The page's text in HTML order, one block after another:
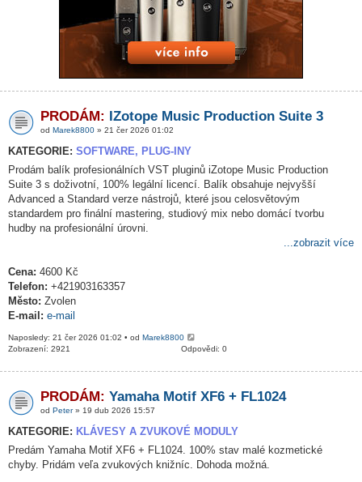
PRODÁM: IZotope Music Production Suite 3
od Marek8800 » 21 čer 2026 01:02
KATEGORIE: SOFTWARE, PLUG-INY
Prodám balík profesionálních VST pluginů iZotope Music Production
Suite 3 s doživotní, 100% legální licencí. Balík obsahuje nejvyšší
Advanced a Standard verze nástrojů, které jsou celosvětovým
standardem pro finální mastering, studiový mix nebo domácí tvorbu
hudby na profesionální úrovni.
...zobrazit více
Cena: 4600 Kč
Telefon: +421903163357
Město: Zvolen
E-mail: e-mail
Naposledy: 21 čer 2026 01:02 • od Marek8800
Odpovědi: 0
Zobrazení: 2921
PRODÁM: Yamaha Motif XF6 + FL1024
od Peter» 19 dub 2026 15:57
KATEGORIE: KLÁVESY A ZVUKOVÉ MODULY
Predám Yamaha Motif XF6 + FL1024. 100% stav malé kozmetické
chyby. Pridám veľa zvukových knižníc. Dohoda možná.